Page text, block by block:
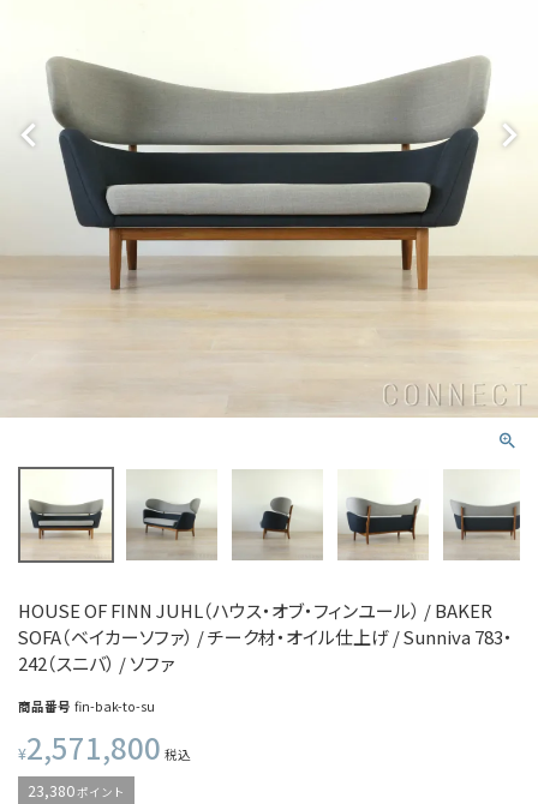
HOUSE OF FINN JUHL（ハウス・オブ・フィンユール） / BAKER
SOFA（ベイカーソファ） / チーク材・オイル仕上げ / Sunniva 783・
242（スニバ） / ソファ
商品番号 fin-bak-to-su
¥2,571,800 税込
23,380ポイント